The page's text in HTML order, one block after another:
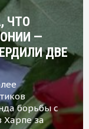
ЧТО
—
ДВЕ
борьбы с
Харпе за